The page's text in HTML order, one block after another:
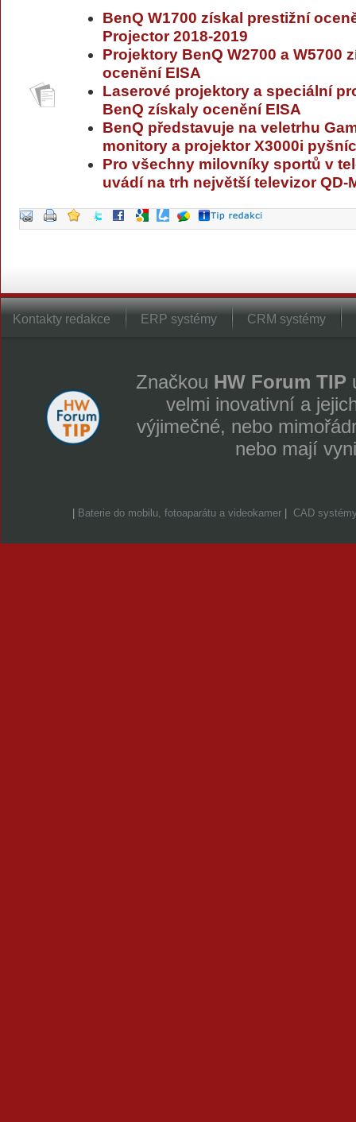
BenQ W1700 získal prestižní
Projector 2018-2019
Projektory BenQ W2700 a W5700
ocenění EISA
Laserové projektory a speciální
BenQ získaly ocenění EISA
BenQ představuje na veletrhu
monitory a projektor X3000i
Pro všechny milovníky sportů v
uvádí na trh největší televizor QD-
Kontakty redakce ERP systémy CRM systémy
Značkou HW Forum TIP
velmi inovativní a
výjimečné, nebo
nebo mají
Baterie do mobilu, fotoaparátu a videokamer CAD